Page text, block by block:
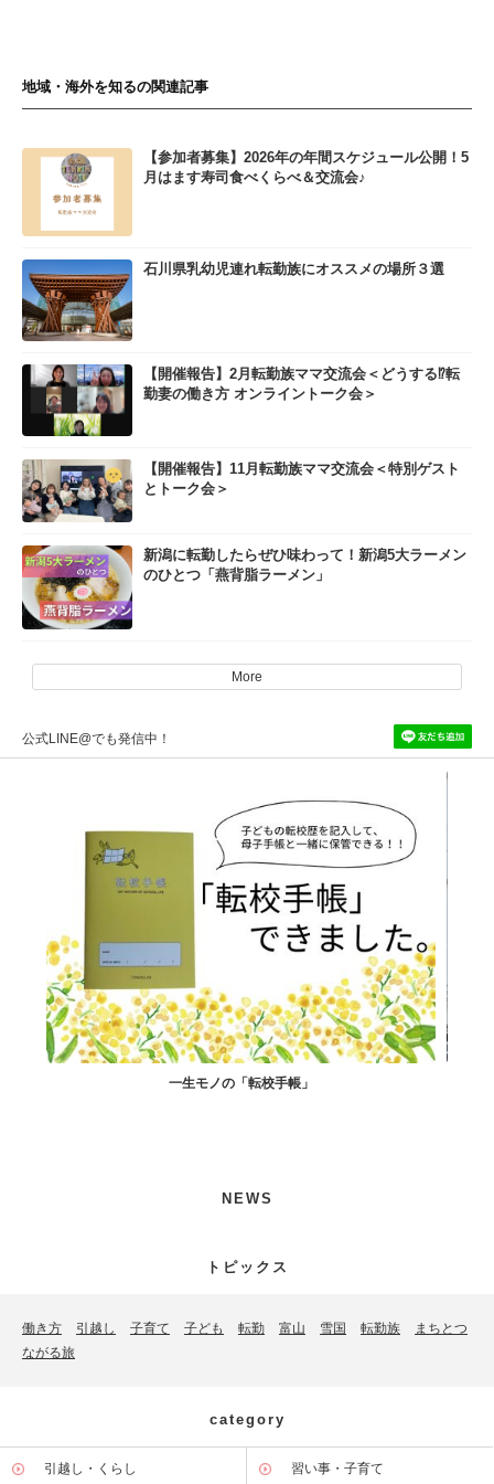
地域・海外を知るの関連記事
【参加者募集】2026年の年間スケジュール公開！5
月はます寿司食べくらべ＆交流会♪
石川県乳幼児連れ転勤族にオススメの場所３選
【開催報告】2月転勤族ママ交流会＜どうする⁉転
勤妻の働き方 オンライントーク会＞
【開催報告】11月転勤族ママ交流会＜特別ゲスト
とトーク会＞
新潟に転勤したらぜひ味わって！新潟5大ラーメン
のひとつ「燕背脂ラーメン」
More
公式LINE@でも発信中！
NEWS
トピックス
働き方 引越し 子育て 子ども 転勤 富山 雪国 転勤族
まちとつ
ながる旅
category
引越し・くらし 習い事・子育て